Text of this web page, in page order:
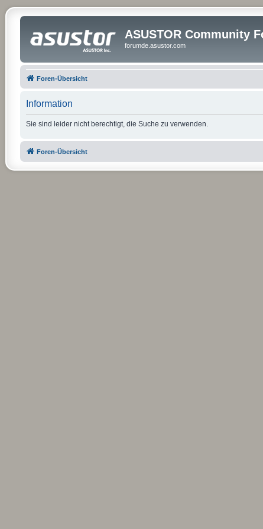
ASUSTOR Community
forumde.asustor.com
Foren-Übersicht
Information
Sie sind leider nicht berechtigt, die Suche zu verwenden.
Foren-Übersicht